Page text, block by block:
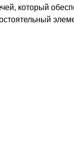
который